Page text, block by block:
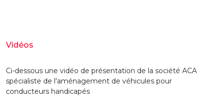
Vidéos
Ci-dessous une vidéo de présentation de la société ACA
spécialiste de l'aménagement de véhicules pour
conducteurs handicapés